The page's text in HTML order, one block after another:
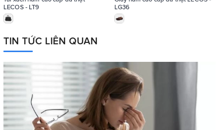
LECOS - LT9
LG36
TIN TỨC LIÊN QUAN